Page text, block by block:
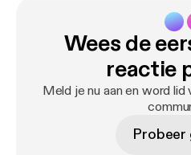
duurzame marketing? En:
algoritmes? Welke trends
markt? En hoe kijken onze
tegenaan? Sidekick: Bert
Ronald ter Voert. Meer info
speelbaar magazine, AI-
Wees de
reactie
Meld je nu aan en word
Probeer